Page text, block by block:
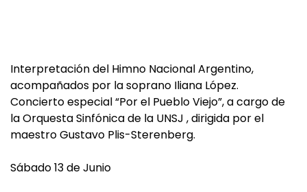
Interpretación del Himno Nacional Argentino,
acompañados por la soprano Iliana López.
Concierto especial “Por el Pueblo Viejo”, a cargo de
la Orquesta Sinfónica de la UNSJ , dirigida por el
maestro Gustavo Plis-Sterenberg.
Sábado 13 de Junio